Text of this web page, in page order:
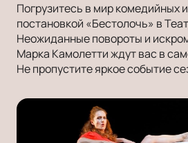
Погрузитесь в мир комедийных
постановкой «Бестолочь» в
Неожиданные повороты и
Марка Камолетти ждут вас в
Не пропустите яркое событие